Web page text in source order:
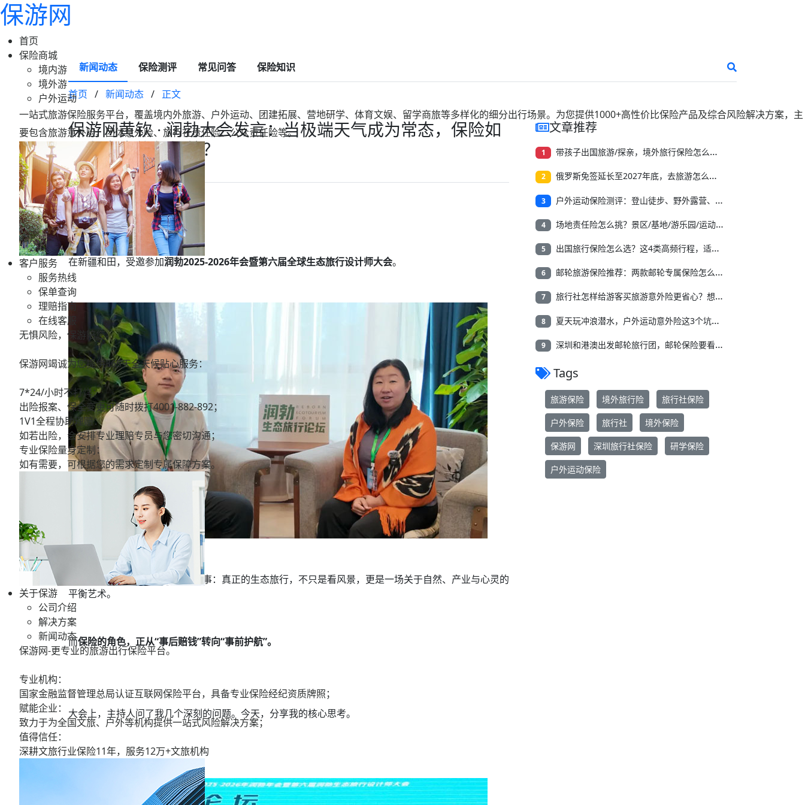
保游网
首页
保险商城
境内游
境外游
户外运动
一站式旅游保险服务平台，覆盖境内外旅游、户外运动、团建拓展、营地研学、体育文娱、留学商旅等多样化的细分出行场景。为您提供1000+高性价比保险产品及综合风险解决方案，主
要包含旅游意外险、团体意外险、旅行社责任险、公众责任险等。
客户服务
服务热线
保单查询
理赔指南
在线客服
无惧风险，保游陪您。
保游网竭诚为您提供365天全天候贴心服务：
7*24/小时不打烊：
出险报案、保全变更可随时拨打4001-882-892；
1V1全程协助理赔：
如若出险，会安排专业理赔专员与您密切沟通；
专业保险量身定制：
如有需要，可根据您的需求定制专属保障方案。
关于保游
公司介绍
解决方案
新闻动态
保游网-更专业的旅游出行保险平台。
专业机构：
国家金融监督管理总局认证互联网保险平台，具备专业保险经纪资质牌照；
赋能企业：
致力于为全国文旅、户外等机构提供一站式风险解决方案；
值得信任：
深耕文旅行业保险11年，服务12万+文旅机构
新闻动态 保险测评 常见问答 保险知识
首页 / 新闻动态 / 正文
保游网黄钦 · 润勃大会发言：当极端天气成为常态，保险如
何为生态旅行护航？
2026-03-30 21:42 保游网
我是黄钦，保游网创始人。
在新疆和田，受邀参加润勃2025-2026年会暨第六届全球生态旅行设计师大会。
站在丝路古道上，我想明白一件事：真正的生态旅行，不只是看风景，更是一场关于自然、产业与心灵的
平衡艺术。
而保险的角色，正从“事后赔钱”转向“事前护航”。
大会上，主持人问了我几个深刻的问题。今天，分享我的核心思考。
文章推荐
1 带孩子出国旅游/探亲，境外旅行保险怎么买？收藏这篇就够了
2 俄罗斯免签延长至2027年底，去旅游怎么买境外旅行保险？
3 户外运动保险测评：登山徒步、野外露营、溯溪漂流怎么选？
4 场地责任险怎么挑？景区/基地/游乐园/运动场等，看这篇避坑指南！
5 出国旅行保险怎么选？这4类高频行程，适合的保障重点不一样
6 邮轮旅游保险推荐：两款邮轮专属保险怎么选更合适
7 旅行社怎样给游客买旅游意外险更省心？想要保障全、批量投保看这篇
8 夏天玩冲浪潜水，户外运动意外险这3个坑千万别踩！
9 深圳和港澳出发邮轮旅行团，邮轮保险要看哪些责任？
Tags
旅游保险 境外旅行险 旅行社保险
户外保险 旅行社 境外保险
保游网 深圳旅行社保险 研学保险
户外运动保险